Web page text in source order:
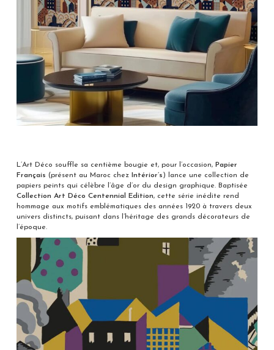
L’Art Déco souffle sa centième bougie et, pour l’occasion, Papier
Français (présent au Maroc chez Intérior’s) lance une collection de
papiers peints qui célèbre l’âge d’or du design graphique. Baptisée
Collection Art Déco Centennial Edition, cette série inédite rend
hommage aux motifs emblématiques des années 1920 à travers deux
univers distincts, puisant dans l’héritage des grands décorateurs de
l’époque.